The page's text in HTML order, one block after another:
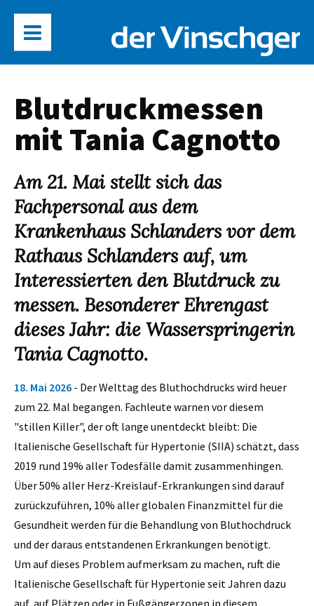
Blutdruckmessen
mit Tania Cagnotto
Am 21. Mai stellt sich das
Fachpersonal aus dem
Krankenhaus Schlanders vor dem
Rathaus Schlanders auf, um
Interessierten den Blutdruck zu
messen. Besonderer Ehrengast
dieses Jahr: die Wasserspringerin
Tania Cagnotto.
18. Mai 2026 - Der Welttag des Bluthochdrucks wird heuer
zum 22. Mal begangen. Fachleute warnen vor diesem
"stillen Killer", der oft lange unentdeckt bleibt: Die
Italienische Gesellschaft für Hypertonie (SIIA) schätzt, dass
2019 rund 19% aller Todesfälle damit zusammenhingen.
Über 50% aller Herz-Kreislauf-Erkrankungen sind darauf
zurückzuführen, 10% aller globalen Finanzmittel für die
Gesundheit werden für die Behandlung von Bluthochdruck
und der daraus entstandenen Erkrankungen benötigt.
Um auf dieses Problem aufmerksam zu machen, ruft die
Italienische Gesellschaft für Hypertonie seit Jahren dazu